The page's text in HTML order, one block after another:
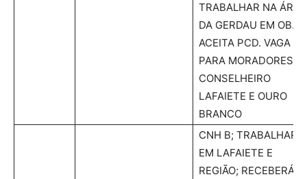
TRABALHAR NA ÁREA
DA GERDAU EM OB.
ACEITA PCD. VAGA
PARA MORADORES
CONSELHEIRO
LAFAIETE E OURO
BRANCO
CNH B; TRABALHAR
EM LAFAIETE E
REGIÃO; RECEBERÁ